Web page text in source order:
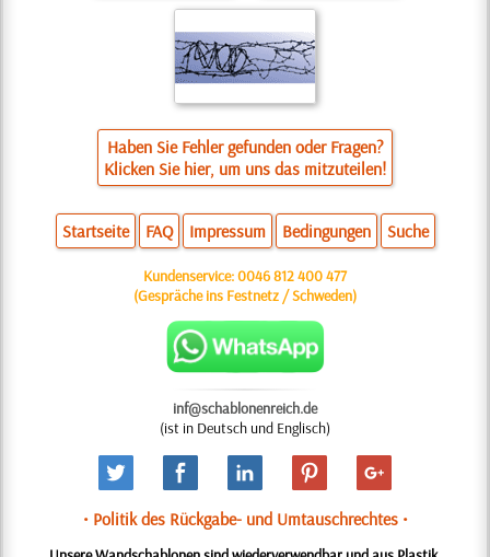
Haben Sie Fehler gefunden oder Fragen?
Klicken Sie hier, um uns das mitzuteilen!
Startseite FAQ Impressum Bedingungen Suche
Kundenservice:0046 812 400 477
(Gespräche ins Festnetz / Schweden)
inf@schablonenreich.de
(ist in Deutsch und Englisch)
• Politik des Rückgabe- und Umtauschrechtes •